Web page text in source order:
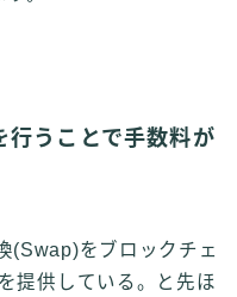
うことで手数料が
(Swap)をブロックチェ
提供している。と先ほ